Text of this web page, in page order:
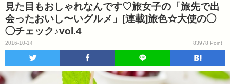
見た目もおしゃれなんです♡旅女子の「旅先で出
会ったおいし〜いグルメ」[連載]旅色☆大使の◯
◯チェック♪vol.4
2016-10-14 83978 Point